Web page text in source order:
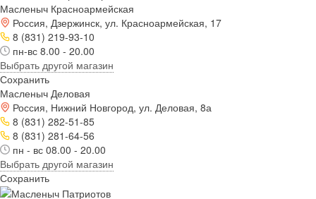
Масленыч Красноармейская
Россия, Дзержинск, ул. Красноармейская, 17
8 (831) 219-93-10
пн-вс 8.00 - 20.00
Выбрать другой магазин
Сохранить
Масленыч Деловая
Россия, Нижний Новгород, ул. Деловая, 8а
8 (831) 282-51-85
8 (831) 281-64-56
пн - вс 08.00 - 20.00
Выбрать другой магазин
Сохранить